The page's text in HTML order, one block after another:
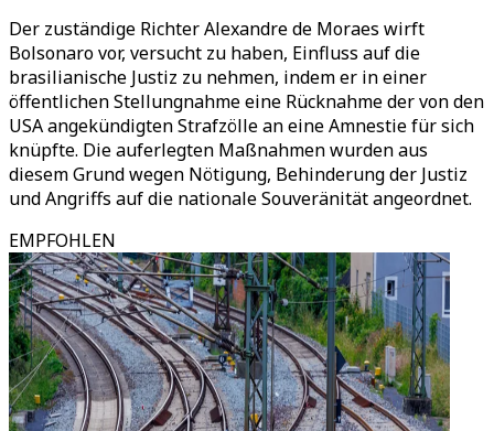
Der zuständige Richter Alexandre de Moraes wirft
Bolsonaro vor, versucht zu haben, Einfluss auf die
brasilianische Justiz zu nehmen, indem er in einer
öffentlichen Stellungnahme eine Rücknahme der von den
USA angekündigten Strafzölle an eine Amnestie für sich
knüpfte. Die auferlegten Maßnahmen wurden aus
diesem Grund wegen Nötigung, Behinderung der Justiz
und Angriffs auf die nationale Souveränität angeordnet.
EMPFOHLEN